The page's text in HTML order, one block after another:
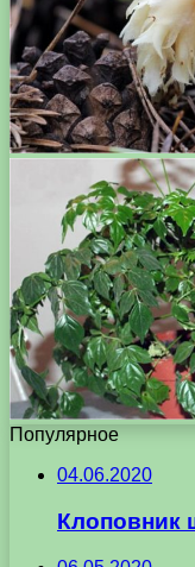
Популярное
04.06.2020
Клоповник